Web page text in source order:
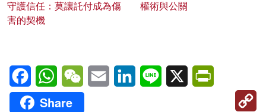
守護信任：莫讓託付成為傷
害的契機
權術與公關
FacebookWhatsAppWeChatEmail LinkedInLine X
Share